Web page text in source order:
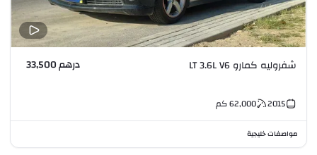
شفروليه كمارو LT 3.6L V6 درهم 33,500
2015
62,000كم
مواصفات خليجية